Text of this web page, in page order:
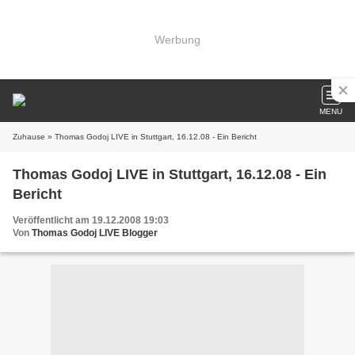
Werbung
MENU
Zuhause » Thomas Godoj LIVE in Stuttgart, 16.12.08 - Ein Bericht
Thomas Godoj LIVE in Stuttgart, 16.12.08 - Ein
Bericht
Veröffentlicht am 19.12.2008 19:03
Von Thomas Godoj LIVE Blogger